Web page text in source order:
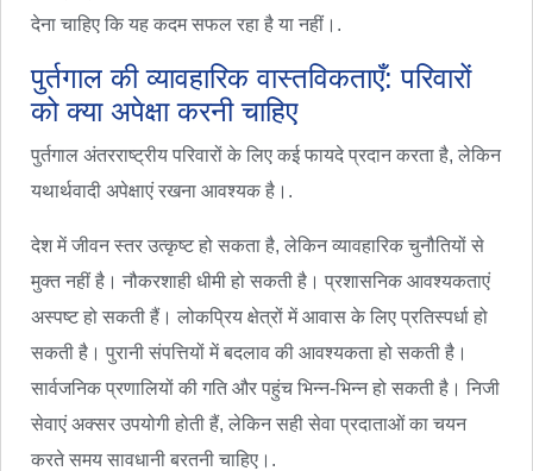
देना चाहिए कि यह कदम सफल रहा है या नहीं।.
पुर्तगाल की व्यावहारिक वास्तविकताएँ: परिवारों
को क्या अपेक्षा करनी चाहिए
पुर्तगाल अंतरराष्ट्रीय परिवारों के लिए कई फायदे प्रदान करता है, लेकिन
यथार्थवादी अपेक्षाएं रखना आवश्यक है।.
देश में जीवन स्तर उत्कृष्ट हो सकता है, लेकिन व्यावहारिक चुनौतियों से
मुक्त नहीं है। नौकरशाही धीमी हो सकती है। प्रशासनिक आवश्यकताएं
अस्पष्ट हो सकती हैं। लोकप्रिय क्षेत्रों में आवास के लिए प्रतिस्पर्धा हो
सकती है। पुरानी संपत्तियों में बदलाव की आवश्यकता हो सकती है।
सार्वजनिक प्रणालियों की गति और पहुंच भिन्न-भिन्न हो सकती है। निजी
सेवाएं अक्सर उपयोगी होती हैं, लेकिन सही सेवा प्रदाताओं का चयन
करते समय सावधानी बरतनी चाहिए।.